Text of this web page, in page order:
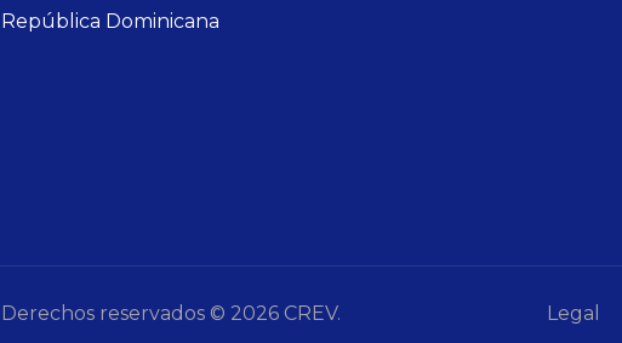
República Dominicana
Derechos reservados © 2026 CREV. Legal